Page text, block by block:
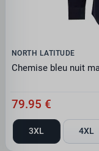
NORTH LATITUDE
Chemise bleu nuit
79.95 €
3XL 4XL